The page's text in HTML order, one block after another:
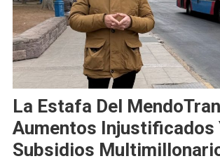
La Estafa Del
Aumentos Injustificados
Subsidios